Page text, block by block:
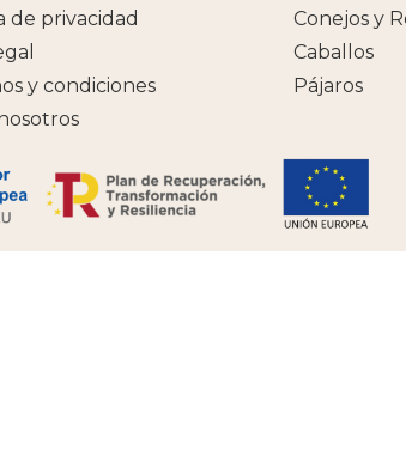
de privacidad
y condiciones
Conejos y
Caballos
Pájaros